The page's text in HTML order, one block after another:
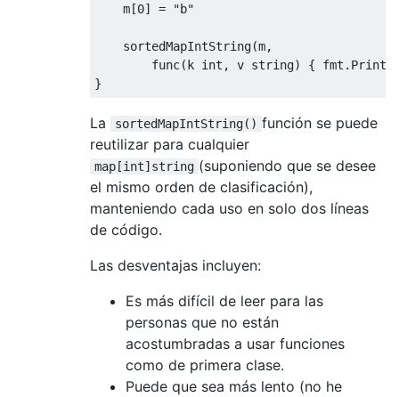
    m
[0] = "b"
    sortedMapIntString
(m,
        func
(k int , v string) { fmt .
}
La sortedMapIntString() función se puede
reutilizar para cualquier
map[int]string (suponiendo que se desee
el mismo orden de clasificación),
manteniendo cada uso en solo dos líneas
de código.
Las desventajas incluyen:
Es más difícil de leer para las
personas que no están
acostumbradas a usar funciones
como de primera clase.
Puede que sea más lento (no he